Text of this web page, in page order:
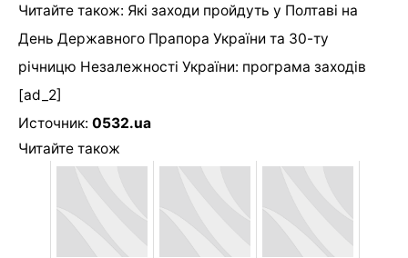
Читайте також: Які заходи пройдуть у Полтаві на
День Державного Прапора України та 30-ту
річницю Незалежності України: програма заходів
[ad_2]
Источник: 0532.ua
Читайте також